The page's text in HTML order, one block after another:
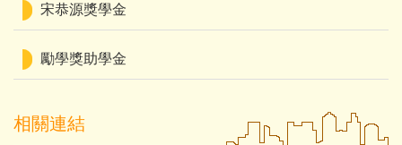
宋恭源獎學金
勵學獎助學金
相關連結